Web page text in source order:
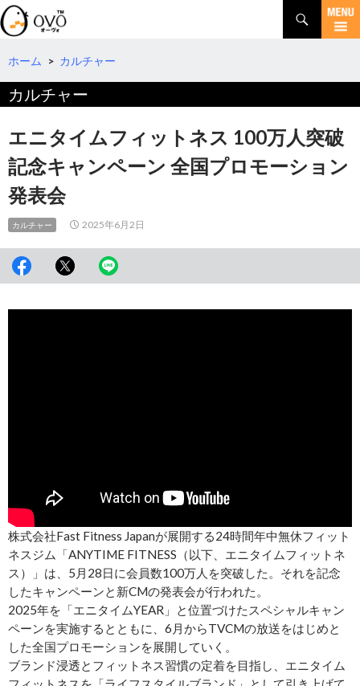
検
索
コ
テ
ツ
へ
動
ホーム > カルチャー
カルチャー
エニタイムフィットネス 100万人突破
記念キャンペーン 全国プロモーション
発表会
カルチャー 2025年6月2日
株式会社Fast Fitness Japanが展開する24時間年中無休フィット
ネスジム「ANYTIME FITNESS（以下、エニタイムフィットネ
ス）」は、5月28日に会員数100万人を突破した。それを記念
したキャンペーンと新CMの発表会が行われた。
2025年を「エニタイムYEAR」と位置づけたスペシャルキャン
ペーンを実施するとともに、6月からTVCMの放送をはじめと
した全国プロモーションを展開していく。
ブランド浸透とフィットネス習慣の定着を目指し、エニタイム